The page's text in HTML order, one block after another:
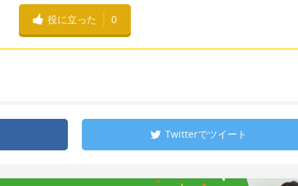
役に立った 0
Twitterでツイート